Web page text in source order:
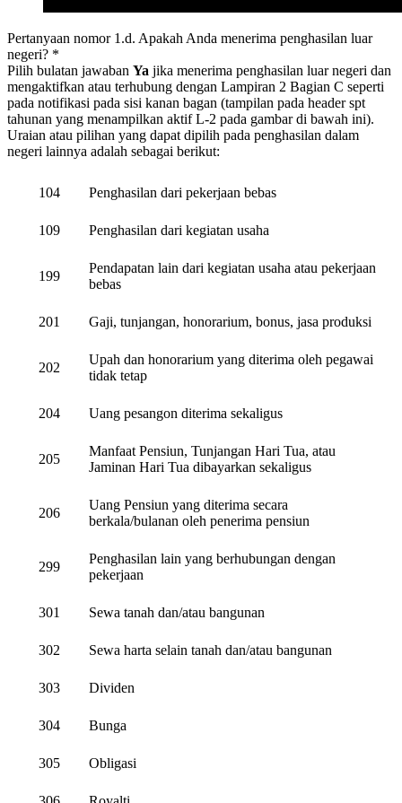
Pertanyaan nomor 1.d. Apakah Anda menerima penghasilan luar
negeri? *
Pilih bulatan jawaban Ya jika menerima penghasilan luar negeri dan
mengaktifkan atau terhubung dengan Lampiran 2 Bagian C seperti
pada notifikasi pada sisi kanan bagan (tampilan pada header spt
tahunan yang menampilkan aktif L-2 pada gambar di bawah ini).
Uraian atau pilihan yang dapat dipilih pada penghasilan dalam
negeri lainnya adalah sebagai berikut:
104 Penghasilan dari pekerjaan bebas
109 Penghasilan dari kegiatan usaha
199
Pendapatan lain dari kegiatan usaha atau pekerjaan
bebas
201 Gaji, tunjangan, honorarium, bonus, jasa produksi
202
Upah dan honorarium yang diterima oleh pegawai
tidak tetap
204 Uang pesangon diterima sekaligus
205
Manfaat Pensiun, Tunjangan Hari Tua, atau
Jaminan Hari Tua dibayarkan sekaligus
206
Uang Pensiun yang diterima secara
berkala/bulanan oleh penerima pensiun
299
Penghasilan lain yang berhubungan dengan
pekerjaan
301 Sewa tanah dan/atau bangunan
302 Sewa harta selain tanah dan/atau bangunan
303 Dividen
304 Bunga
305 Obligasi